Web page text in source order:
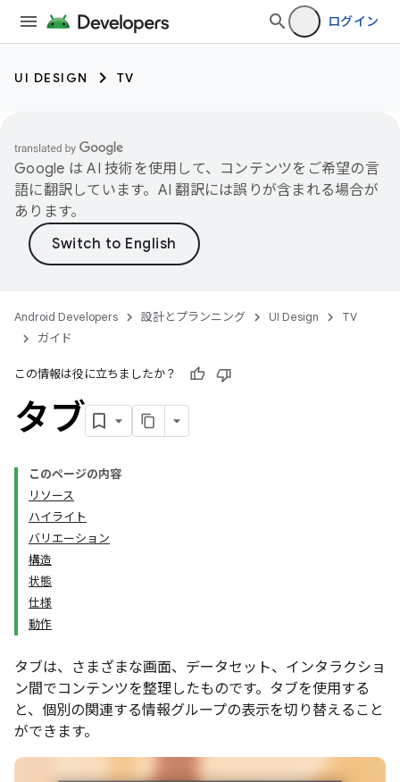
ログイン
UI DESIGN TV
Google は AI 技術を使用して、コンテンツをご希望の言
語に翻訳しています。AI 翻訳には誤りが含まれる場合が
あります。
Android Developers 設計とプランニング UI Design
TV
ガイド
この情報は役に立ちましたか？
タブ
このページの内容
リソース
ハイライト
バリエーション
構造
状態
仕様
動作
タブは、さまざまな画面、データセット、インタラクショ
ン間でコンテンツを整理したものです。タブを使用する
と、個別の関連する情報グループの表示を切り替えること
ができます。